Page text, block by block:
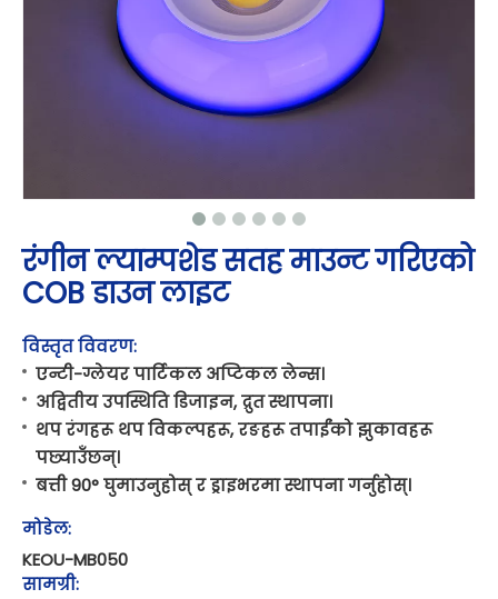
रंगीन ल्याम्पशेड सतह माउन्ट गरिएको
COB डाउन लाइट
विस्तृत विवरण:
एन्टी-ग्लेयर पार्टिकल अप्टिकल लेन्स।
अद्वितीय उपस्थिति डिजाइन, द्रुत स्थापना।
थप रंगहरू थप विकल्पहरू, रङहरू तपाईंको झुकावहरू
पछ्याउँछन्।
बत्ती 90° घुमाउनुहोस् र ड्राइभरमा स्थापना गर्नुहोस्।
मोडेल:
KEOU-MB050
सामग्री: